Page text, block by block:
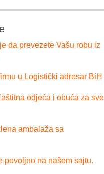
da prevezete Vašu robu iz
u Logistički adresar BiH
odjeća i obuća za sve
ambalaža sa
povoljno na našem sajtu.